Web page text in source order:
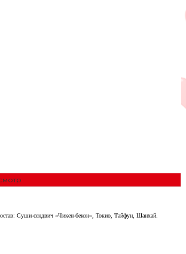
Суши-сендвич «Чикен-бекон», Токио, Тайфун, Шанхай.